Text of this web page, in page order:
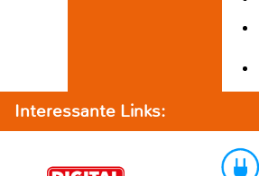
Interessante Links: